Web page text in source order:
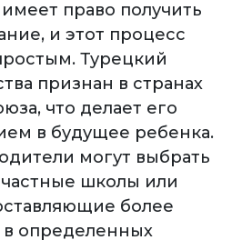
право получить
и этот процесс
Турецкий
признан в странах
что делает его
в будущее ребенка.
могут выбрать
школы или
более
в определенных